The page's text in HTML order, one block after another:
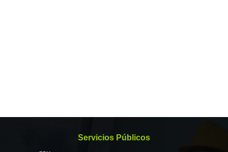
Servicios Públicos